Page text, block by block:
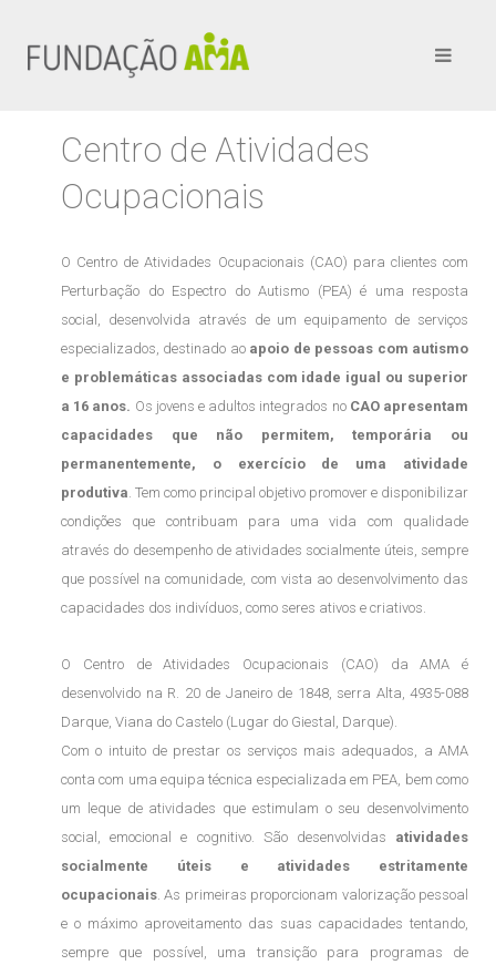
Centro de Atividades
Ocupacionais
O Centro de Atividades Ocupacionais (CAO) para clientes com
Perturbação do Espectro do Autismo (PEA) é uma resposta
social, desenvolvida através de um equipamento de serviços
especializados, destinado ao apoio de pessoas com autismo
e problemáticas associadas com idade igual ou superior
a 16 anos. Os jovens e adultos integrados no CAO apresentam
capacidades que não permitem, temporária ou
permanentemente, o exercício de uma atividade
produtiva. Tem como principal objetivo promover e disponibilizar
condições que contribuam para uma vida com qualidade
através do desempenho de atividades socialmente úteis, sempre
que possível na comunidade, com vista ao desenvolvimento das
capacidades dos indivíduos, como seres ativos e criativos.
O Centro de Atividades Ocupacionais (CAO) da AMA é
desenvolvido na R. 20 de Janeiro de 1848, serra Alta, 4935-088
Darque, Viana do Castelo (Lugar do Giestal, Darque).
Com o intuito de prestar os serviços mais adequados, a AMA
conta com uma equipa técnica especializada em PEA, bem como
um leque de atividades que estimulam o seu desenvolvimento
social, emocional e cognitivo. São desenvolvidas atividades
socialmente úteis e atividades estritamente
ocupacionais. As primeiras proporcionam valorização pessoal
e o máximo aproveitamento das suas capacidades tentando,
sempre que possível, uma transição para programas de